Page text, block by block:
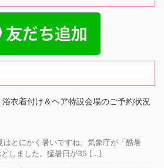
衣着付け＆ヘア特設会場のご予約状況
とにかく暑いですね。気象庁が「酷暑
としました。猛暑日が35 […]